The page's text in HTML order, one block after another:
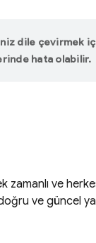
dile çevirmek
hata olabilir.
zamanlı ve
ve güncel